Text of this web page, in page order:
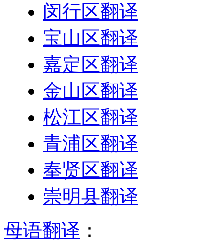
闵行区翻译
宝山区翻译
嘉定区翻译
金山区翻译
松江区翻译
青浦区翻译
奉贤区翻译
崇明县翻译
母语翻译 ：